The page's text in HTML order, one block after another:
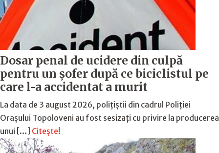
Dosar penal de ucidere din culpă
pentru un șofer după ce biciclistul pe
care l-a accidentat a murit
La data de 3 august 2026, polițiștii din cadrul Poliției
Orașului Topoloveni au fost sesizați cu privire la producerea
unui […] Citește!